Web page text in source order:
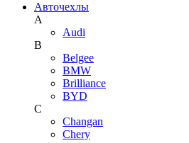
Авточехлы
A
Audi
B
Belgee
BMW
Brilliance
BYD
C
Changan
Chery